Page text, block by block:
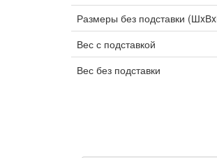
Размеры без подставки
Вес с подставкой
Вес без подставки